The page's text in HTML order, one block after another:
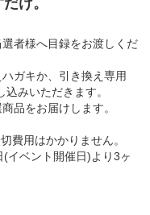
者様へ目録をお渡しくだ
ガキか、引き換え専用
みいただきます。
品をお届けします。
費用はかかりません。
イベント開催日)より3ヶ